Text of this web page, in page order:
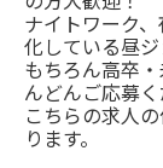
ナイトワーク
化している昼ジ
もちろん高卒
んどんご応募く
こちらの求人
ります。